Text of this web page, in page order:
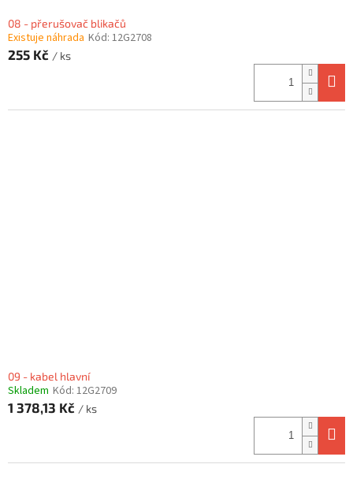
08 - přerušovač blikačů
Existuje náhrada Kód: 12G2708
255 Kč / ks
09 - kabel hlavní
Skladem Kód: 12G2709
1 378,13 Kč / ks